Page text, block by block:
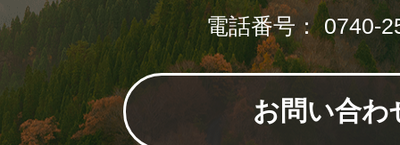
電話番号： 0740-
お問い合わ